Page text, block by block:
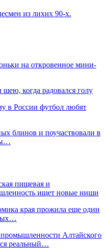
из лихих 90-х.
на откровенное мини-
когда радовался голу
в России футбол любят
блинов и поучаствовали в
пищевая и
ищет новые ниши
края прожила еще один
Алтайского
реальный…